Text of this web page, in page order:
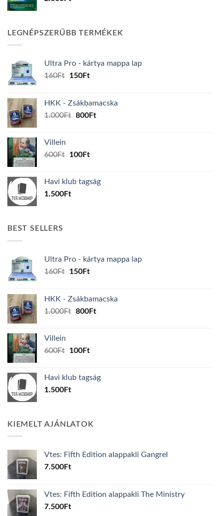
LEGNÉPSZERŰBB TERMÉKEK
Ultra Pro - kártya mappa lap
160Ft
Original
160Ft.
150FtCurrent
150Ft.
HKK - Zsákbamacska
1.000Ft Original
800FtCurrent
Villein
600Ft
Original
600Ft.
100FtCurrent
100Ft.
Havi klub tagság
1.500Ft
BEST SELLERS
Ultra Pro - kártya mappa lap
160Ft
Original
160Ft.
150FtCurrent
150Ft.
HKK - Zsákbamacska
1.000Ft Original
800FtCurrent
Villein
600Ft
Original
600Ft.
100FtCurrent
100Ft.
Havi klub tagság
1.500Ft
KIEMELT AJÁNLATOK
Vtes: Fifth Edition alappakli Gangrel
7.500Ft
Vtes: Fifth Edition alappakli The Ministry
7.500Ft